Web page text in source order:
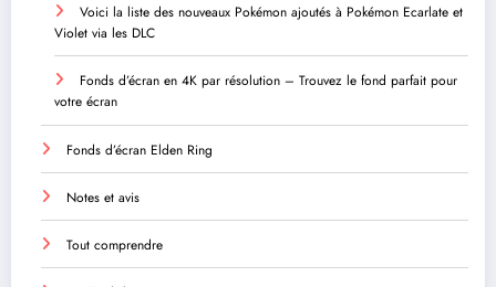
Voici la liste des nouveaux Pokémon ajoutés à Pokémon Ecarlate et
Violet via les DLC
Fonds d’écran en 4K par résolution – Trouvez le fond parfait pour
votre écran
Fonds d’écran Elden Ring
Notes et avis
Tout comprendre